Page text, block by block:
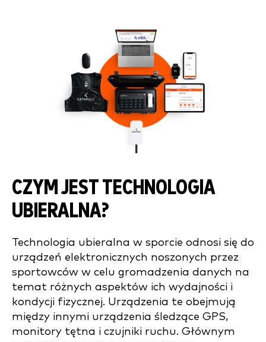
CZYM JEST TECHNOLOGIA
UBIERALNA?
Technologia ubieralna w sporcie odnosi się do
urządzeń elektronicznych noszonych przez
sportowców w celu gromadzenia danych na
temat różnych aspektów ich wydajności i
kondycji fizycznej. Urządzenia te obejmują
między innymi urządzenia śledzące GPS,
monitory tętna i czujniki ruchu. Głównym